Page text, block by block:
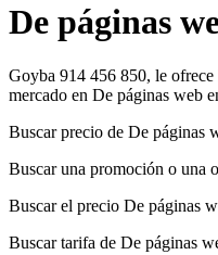
De páginas
Goyba 914 456 850, le
mercado en De páginas web
Buscar precio de De páginas
Buscar una promoción o una
Buscar el precio De páginas
Buscar tarifa de De páginas